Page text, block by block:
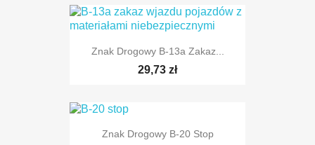
TYLKO ONLINE
Znak Drogowy B-13a Zakaz...
29,73 zł
Znak Drogowy B-20 Stop